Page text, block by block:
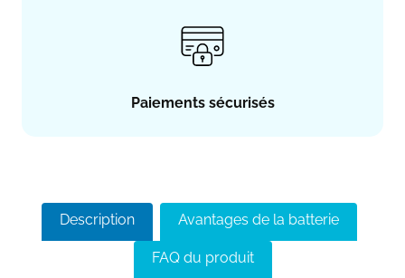
Paiements sécurisés
Description Avantages de la batterie
FAQ du produit